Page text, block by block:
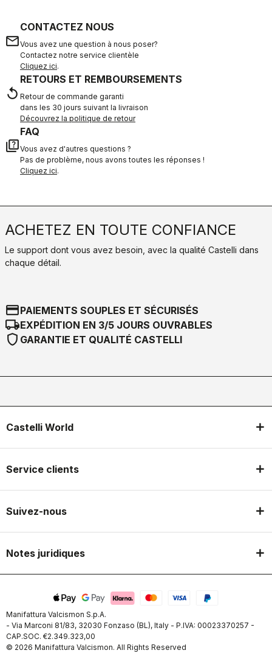
email
CONTACTEZ NOUS
Vous avez une question à nous poser?
Contactez notre service clientèle
Cliquez ici.
replay
RETOURS ET REMBOURSEMENTS
Retour de commande garanti
dans les 30 jours suivant la livraison
Découvrez la politique de retour
quiz
FAQ
Vous avez d'autres questions ?
Pas de problème, nous avons toutes les réponses !
Cliquez ici.
ACHETEZ EN TOUTE CONFIANCE
Le support dont vous avez besoin, avec la qualité Castelli dans
chaque détail.
credit_cardPAIEMENTS SOUPLES ET SÉCURISÉS
local_shippingEXPÉDITION EN 3/5 JOURS OUVRABLES
shield GARANTIE ET QUALITÉ CASTELLI
Castelli World
Service clients
Suivez-nous
Notes juridiques
Manifattura Valcismon S.p.A.
- Via Marconi 81/83, 32030 Fonzaso (BL), Italy - P.IVA: 00023370257 -
CAP.SOC. €2.349.323,00
© 2026 Manifattura Valcismon. All Rights Reserved